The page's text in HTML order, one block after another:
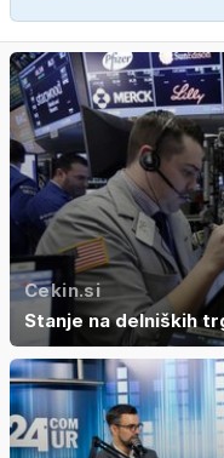
Cekin.si
Stanje na delniških